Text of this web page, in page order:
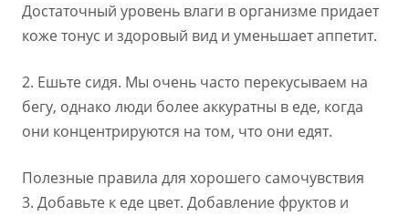
Достаточный уровень влаги в организме придает
коже тонус и здоровый вид и уменьшает аппетит.
2. Ешьте сидя. Мы очень часто перекусываем на
бегу, однако люди более аккуратны в еде, когда
они концентрируются на том, что они едят.
Полезные правила для хорошего самочувствия
3. Добавьте к еде цвет. Добавление фруктов и